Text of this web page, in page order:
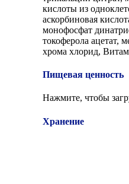
кислоты из
аскорбиновая
монофосфат
токоферола ацетат,
хрома хлорид,
Пищевая ценность
Нажмите, чтобы
Хранение